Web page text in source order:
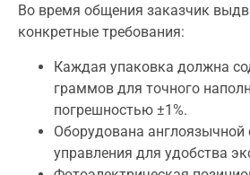
Во время общения заказчик
конкретные требования:
Каждая упаковка должна
граммов для точного
погрешностью ±1%.
Оборудована англоязычной
управления для удобства